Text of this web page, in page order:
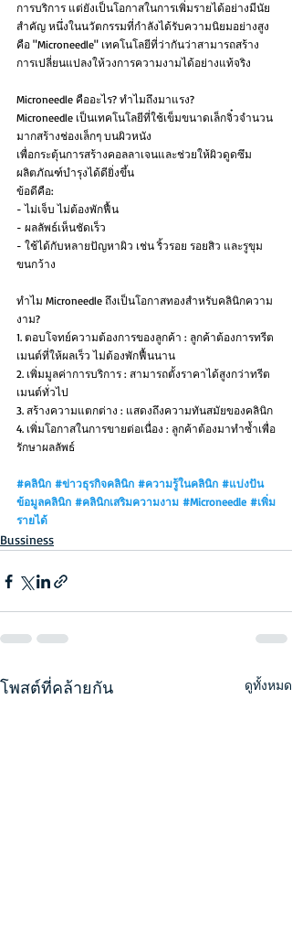
การบริการ แต่ยังเป็นโอกาสในการเพิ่มรายได้อย่างมีนัย
สำคัญ หนึ่งในนวัตกรรมที่กำลังได้รับความนิยมอย่างสูง
คือ "Microneedle" เทคโนโลยีที่ว่ากันว่าสามารถสร้าง
การเปลี่ยนแปลงให้วงการความงามได้อย่างแท้จริง
Microneedle คืออะไร? ทำไมถึงมาแรง?
Microneedle เป็นเทคโนโลยีที่ใช้เข็มขนาดเล็กจิ๋วจำนวน
มากสร้างช่องเล็กๆ บนผิวหนัง
เพื่อกระตุ้นการสร้างคอลลาเจนและช่วยให้ผิวดูดซึม
ผลิตภัณฑ์บำรุงได้ดียิ่งขึ้น
ข้อดีคือ:
- ไม่เจ็บ ไม่ต้องพักฟื้น
- ผลลัพธ์เห็นชัดเร็ว
- ใช้ได้กับหลายปัญหาผิว เช่น ริ้วรอย รอยสิว และรูขุม
ขนกว้าง
ทำไม Microneedle ถึงเป็นโอกาสทองสำหรับคลินิกความ
งาม?
1. ตอบโจทย์ความต้องการของลูกค้า : ลูกค้าต้องการทรีต
เมนต์ที่ให้ผลเร็ว ไม่ต้องพักฟื้นนาน
2. เพิ่มมูลค่าการบริการ : สามารถตั้งราคาได้สูงกว่าทรีต
เมนต์ทั่วไป
3. สร้างความแตกต่าง : แสดงถึงความทันสมัยของคลินิก
4. เพิ่มโอกาสในการขายต่อเนื่อง : ลูกค้าต้องมาทำซ้ำเพื่อ
รักษาผลลัพธ์
#คลินิก #ข่าวธุรกิจคลินิก #ความรู้ในคลินิก #แบ่งปัน
ข้อมูลคลินิก #คลินิกเสริมความงาม #Microneedle #เพิ่ม
รายได้
Bussiness
โพสต์ที่คล้ายกัน ดูทั้งหมด